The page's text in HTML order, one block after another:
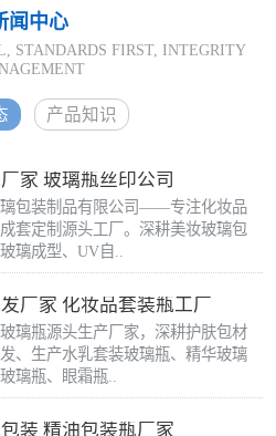
质量管理体系进行管理生
与韩国、日本、印度尼西亚，中
区都有较多的的沟通合作，产品出
闻中心
STANDARDS FIRST, INTEGRITY
产品知识
家 玻璃瓶丝印公司
包装制品有限公司——专注化妆品
套定制源头工厂。深耕美妆玻璃包
璃成型、UV自..
厂家 化妆品套装瓶工厂
璃瓶源头生产厂家，深耕护肤包材
、生产水乳套装玻璃瓶、精华玻璃
璃瓶、眼霜瓶..
装 精油包装瓶厂家